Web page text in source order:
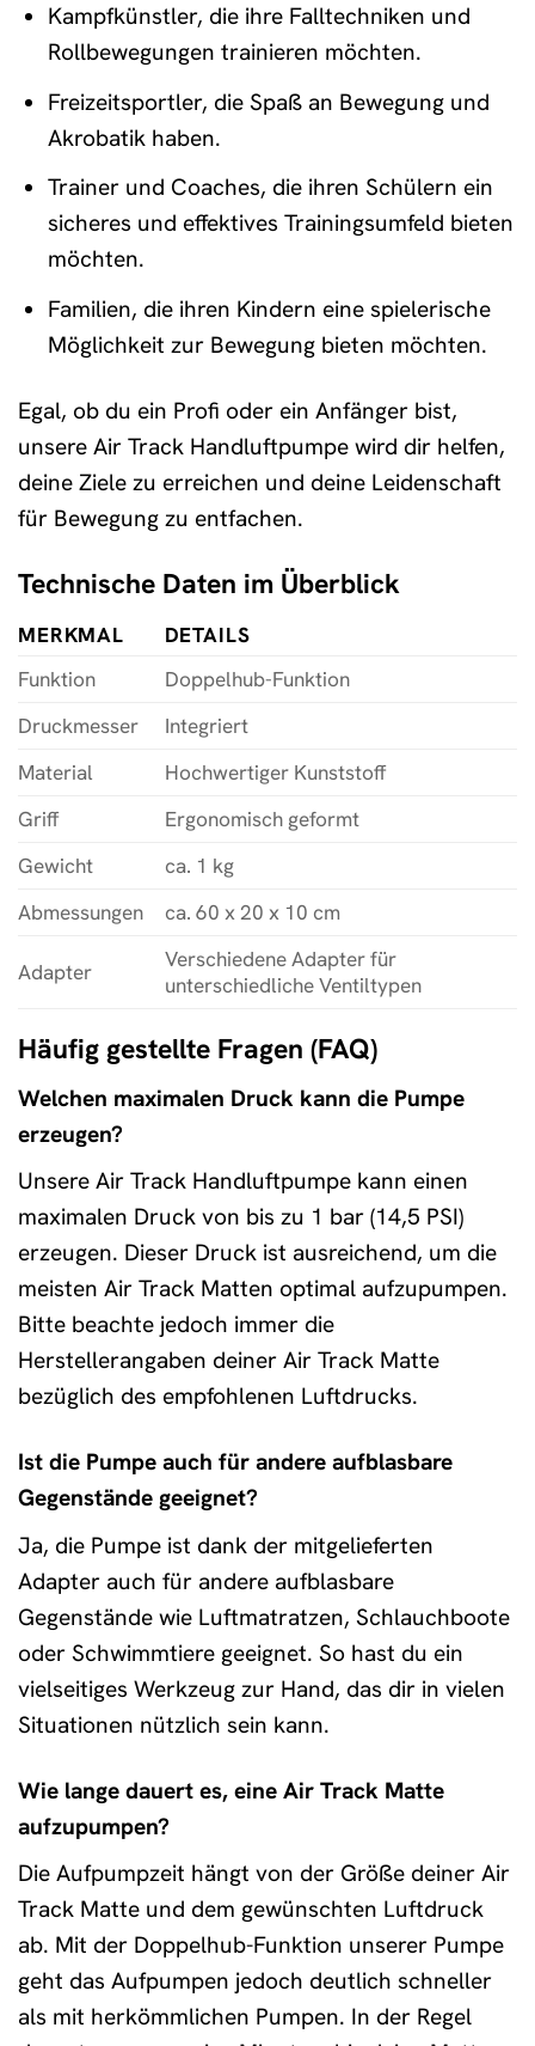
Kampfkünstler, die ihre Falltechniken und
Rollbewegungen trainieren möchten.
Freizeitsportler, die Spaß an Bewegung und
Akrobatik haben.
Trainer und Coaches, die ihren Schülern ein
sicheres und effektives Trainingsumfeld bieten
möchten.
Familien, die ihren Kindern eine spielerische
Möglichkeit zur Bewegung bieten möchten.
Egal, ob du ein Profi oder ein Anfänger bist,
unsere Air Track Handluftpumpe wird dir helfen,
deine Ziele zu erreichen und deine Leidenschaft
für Bewegung zu entfachen.
Technische Daten im Überblick
MERKMAL
DETAILS
Funktion
Doppelhub-Funktion
Druckmesser
Integriert
Material
Hochwertiger Kunststoff
Griff
Ergonomisch geformt
Gewicht
ca. 1 kg
Abmessungen
ca. 60 x 20 x 10 cm
Adapter
Verschiedene Adapter für
unterschiedliche Ventiltypen
Häufig gestellte Fragen (FAQ)
Welchen maximalen Druck kann die Pumpe
erzeugen?
Unsere Air Track Handluftpumpe kann einen
maximalen Druck von bis zu 1 bar (14,5 PSI)
erzeugen. Dieser Druck ist ausreichend, um die
meisten Air Track Matten optimal aufzupumpen.
Bitte beachte jedoch immer die
Herstellerangaben deiner Air Track Matte
bezüglich des empfohlenen Luftdrucks.
Ist die Pumpe auch für andere aufblasbare
Gegenstände geeignet?
Ja, die Pumpe ist dank der mitgelieferten
Adapter auch für andere aufblasbare
Gegenstände wie Luftmatratzen, Schlauchboote
oder Schwimmtiere geeignet. So hast du ein
vielseitiges Werkzeug zur Hand, das dir in vielen
Situationen nützlich sein kann.
Wie lange dauert es, eine Air Track Matte
aufzupumpen?
Die Aufpumpzeit hängt von der Größe deiner Air
Track Matte und dem gewünschten Luftdruck
ab. Mit der Doppelhub-Funktion unserer Pumpe
geht das Aufpumpen jedoch deutlich schneller
als mit herkömmlichen Pumpen. In der Regel